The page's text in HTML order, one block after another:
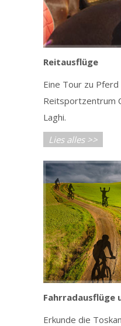
Reitausflüge
Eine Tour zu Pferd
Reitsportzentrum
Laghi.
Lies alles >>
Fahrradausflüge
Erkunde die